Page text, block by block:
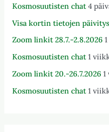
Kosmosuutisten chat 4
Visa kortin tietojen päivitys
Zoom linkit 28.7.-2.8.2026
Kosmosuutisten chat 1
Zoom linkit 20.-26.7.2026
Kosmosuutisten chat 1